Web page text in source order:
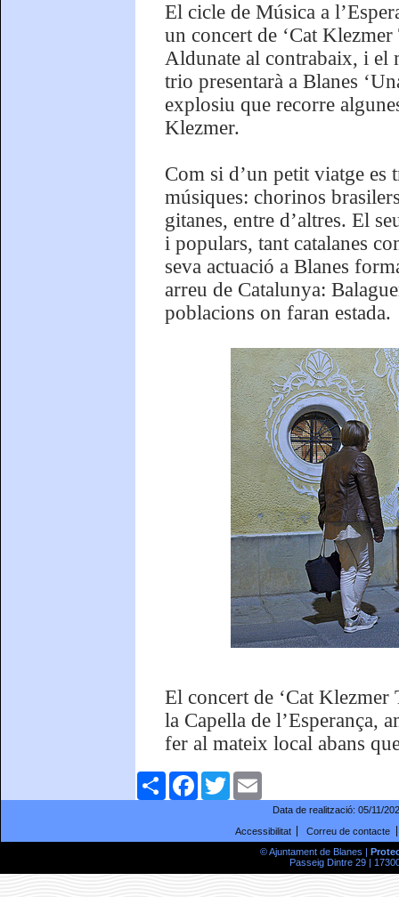
El cicle de Música a
un concert de ‘Cat
Aldunate al contrabaix, i el
trio presentarà a Blanes
explosiu que recorre
Klezmer.
Com si d’un petit viatge es
músiques: chorinos
gitanes, entre d’altres. El
i populars, tant catalanes
seva actuació a Blanes
arreu de Catalunya:
poblacions on faran estada.
El concert de ‘Cat Klezmer
la Capella de l’Esperança,
fer al mateix local abans
ComparteixFacebookTwitter
Data de realització: 05/11/
Accessibilitat
Correu de contacte
© Ajuntament de Blanes |
Passeig Dintre 29 |